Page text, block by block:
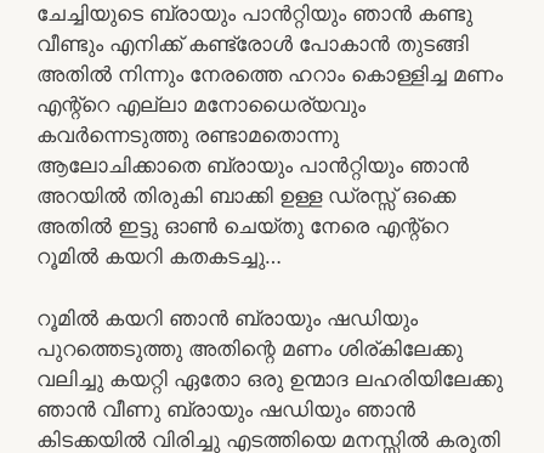
ചേച്ചിയുടെ ബ്രായും പാൻറ്റിയും ഞാൻ കണ്ടു
വീണ്ടും എനിക്ക് കണ്ട്രോൾ പോകാൻ തുടങ്ങി
അതിൽ നിന്നും നേരത്തെ ഹറാം കൊള്ളിച്ച മണം
എന്റ്റെ എല്ലാ മനോധൈര്യവും
കവർന്നെടുത്തു രണ്ടാമതൊന്നു
ആലോചിക്കാതെ ബ്രായും പാൻറ്റിയും ഞാൻ
അറയിൽ തിരുകി ബാക്കി ഉള്ള ഡ്രസ്സ് ഒക്കെ
അതിൽ ഇട്ടു ഓൺ ചെയ്തു നേരെ എന്റ്റെ
റൂമിൽ കയറി കതകടച്ചു…
റൂമിൽ കയറി ഞാൻ ബ്രായും ഷഡിയും
പുറത്തെടുത്തു അതിന്റെ മണം ശിര്കിലേക്കു
വലിച്ചു കയറ്റി ഏതോ ഒരു ഉന്മാദ ലഹരിയിലേക്കു
ഞാൻ വീണു ബ്രായും ഷഡിയും ഞാൻ
കിടക്കയിൽ വിരിച്ചു എടത്തിയെ മനസ്സിൽ കരുതി